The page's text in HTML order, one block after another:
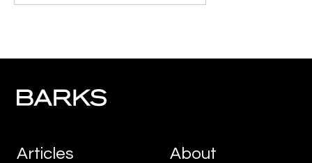
Articles About